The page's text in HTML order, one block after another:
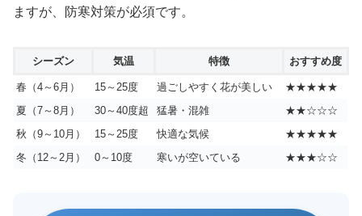
ますが、防寒対策が必須です。
シーズン 気温 特徴 おすすめ度
春（4～6月） 15～25度 過ごしやすく花が美しい
★★★★★
夏（7～8月）
30～40度超 猛暑・混雑
★★☆☆☆
秋（9～10月）
15～25度 快適な気候
★★★★★
冬（12～2月）
0～10度 寒いが空いている ★★★☆☆